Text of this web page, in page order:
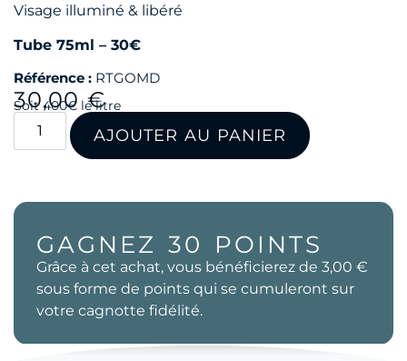
Visage illuminé & libéré
Tube 75ml – 30€
Référence : RTGOMD
30,00€
Soit 400€ le litre
AJOUTER AU PANIER
GAGNEZ 30 POINTS
Grâce à cet achat, vous bénéficierez de 3,00 €
sous forme de points qui se cumuleront sur
votre cagnotte fidélité.